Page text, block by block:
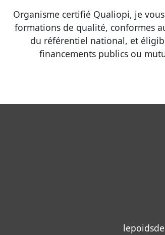
Organisme certifié Qualiopi, je
formations de qualité, conformes
du référentiel national, et
financements publics ou